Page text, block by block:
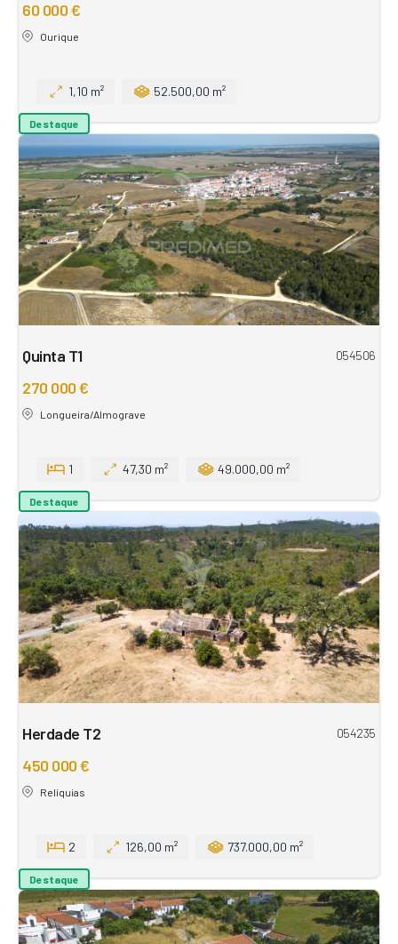
60 000 €
Ourique
1,10 m² 52.500,00 m²
Destaque
Quinta T1 054506
270 000 €
Longueira/Almograve
1 47,30 m² 49.000,00 m²
Destaque
Herdade T2 054235
450 000 €
Relíquias
2 126,00 m² 737.000,00 m²
Destaque